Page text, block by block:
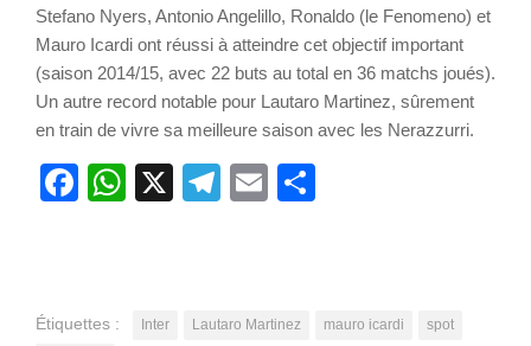
Stefano Nyers, Antonio Angelillo, Ronaldo (le Fenomeno) et
Mauro Icardi ont réussi à atteindre cet objectif important
(saison 2014/15, avec 22 buts au total en 36 matchs joués).
Un autre record notable pour Lautaro Martinez, sûrement
en train de vivre sa meilleure saison avec les Nerazzurri.
Facebook
WhatsApp
X Telegram
Email
Étiquettes : Inter Lautaro Martinez mauro icardi
spot